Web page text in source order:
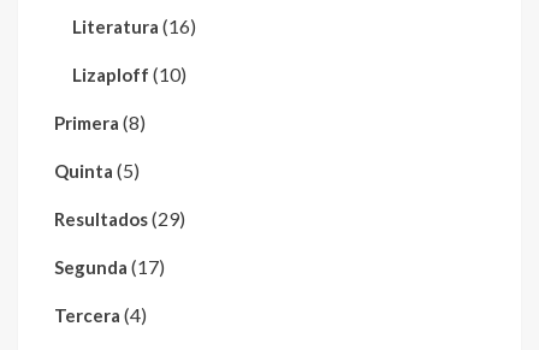
Literatura (16)
Lizaploff (10)
Primera (8)
Quinta (5)
Resultados(29)
Segunda (17)
Tercera (4)